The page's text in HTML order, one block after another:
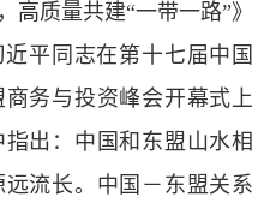
高质量共建“一带一路”》
近平同志在第十七届中国
务与投资峰会开幕式上
出：中国和东盟山水相
流长。中国－东盟关系